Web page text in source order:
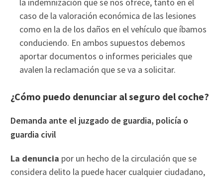
caso de la valoración económica de las lesiones
como en la de los daños en el vehículo que íbamos
conduciendo. En ambos supuestos debemos
aportar documentos o informes periciales que
avalen la reclamación que se va a solicitar.
¿Cómo puedo denunciar al seguro del coche?
Demanda ante el juzgado de guardia, policía o
guardia civil
La denuncia por un hecho de la circulación que se
considera delito la puede hacer cualquier ciudadano,